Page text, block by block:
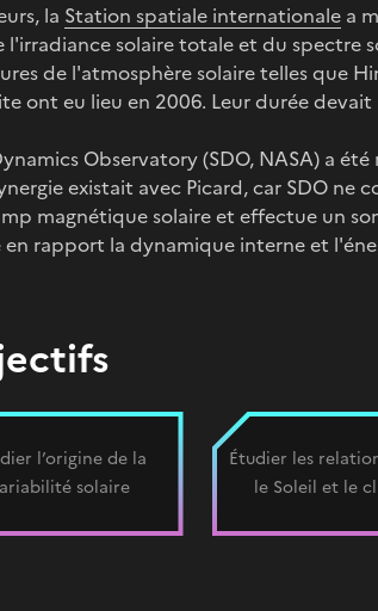
la Station spatiale internationale a
l'irradiance solaire totale et du spectre
de l'atmosphère solaire telles que
ont eu lieu en 2006. Leur durée
Observatory (SDO, NASA) a
existait avec Picard, car SDO
magnétique solaire et effectue un
rapport la dynamique interne et
l’origine de la
solaire
Étudier les
le Soleil et le